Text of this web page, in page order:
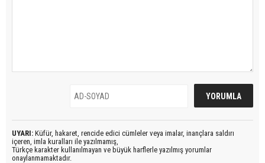
UYARI: Küfür, hakaret, rencide edici cümleler veya imalar, inançlara saldırı
içeren, imla kuralları ile yazılmamış,
Türkçe karakter kullanılmayan ve büyük harflerle yazılmış yorumlar
onaylanmamaktadır.